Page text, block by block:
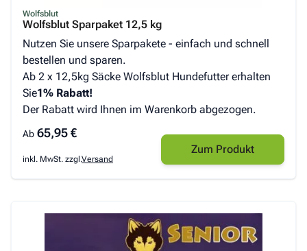
Wolfsblut
Wolfsblut Sparpaket 12,5 kg
Nutzen Sie unsere Sparpakete - einfach und schnell
bestellen und sparen.
Ab 2 x 12,5kg Säcke Wolfsblut Hundefutter erhalten
Sie1% Rabatt!
Der Rabatt wird Ihnen im Warenkorb abgezogen.
Der Preis hängt von den auf der Produktseite gewählten
Ab 65,95 €
inkl. MwSt. zzgl.Versand
Zum Produkt